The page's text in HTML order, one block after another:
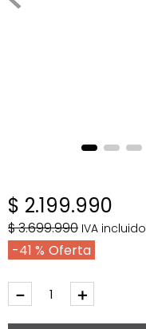
$ 2.199.990
$3.699.990 IVA incluido
41 %
＋
－